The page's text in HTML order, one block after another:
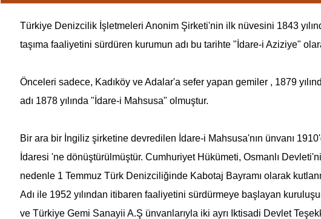
Türkiye Denizcilik İşletmeleri Anonim Şirketi'nin ilk nüvesini 1843
taşıma faaliyetini sürdüren kurumun adı bu tarihte "İdare-i Aziziye"
Önceleri sadece, Kadıköy ve Adalar'a sefer yapan gemiler , 1879
adı 1878 yılında "İdare-i Mahsusa" olmuştur.
Bir ara bir İngiliz şirketine devredilen İdare-i Mahsusa'nın ünvanı
İdaresi 'ne dönüştürülmüştür. Cumhuriyet Hükümeti, Osmanlı
nedenle 1 Temmuz Türk Denizciliğinde Kabotaj Bayramı olarak
Adı ile 1952 yılından itibaren faaliyetini sürdürmeye başlayan
ve Türkiye Gemi Sanayii A.Ş ünvanlarıyla iki ayrı Iktisadi Devlet